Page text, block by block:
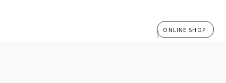
ONLINE SHOP